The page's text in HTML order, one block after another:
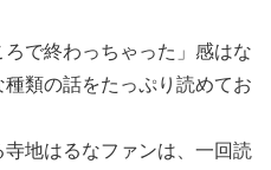
で終わっちゃった」感はな
類の話をたっぷり読めてお
地はるなファンは、一回読